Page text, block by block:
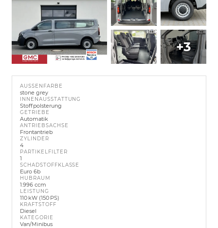
+3
AUSSENFARBE
stone grey
INNENAUSSTATTUNG
Stoffpolsterung
GETRIEBE
Automatik
ANTRIEBSACHSE
Frontantrieb
ZYLINDER
4
PARTIKELFILTER
1
SCHADSTOFFKLASSE
Euro 6b
HUBRAUM
1.996 ccm
LEISTUNG
110 kW (150 PS)
KRAFTSTOFF
Diesel
KATEGORIE
Van/Minibus